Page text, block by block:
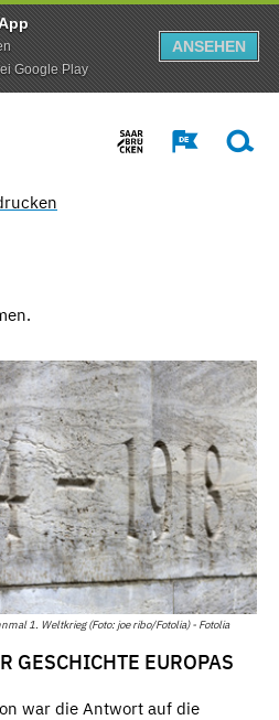
Google Play
ANSEHEN
1. Weltkrieg (Foto: joe ribo/Fotolia) - Fotolia
GESCHICHTE EUROPAS
war die Antwort auf die